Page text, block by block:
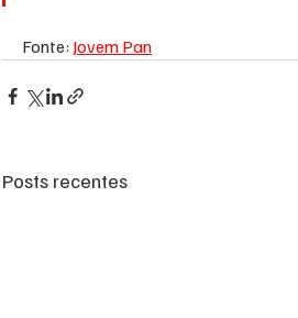
Fonte: Jovem Pan
Posts recentes